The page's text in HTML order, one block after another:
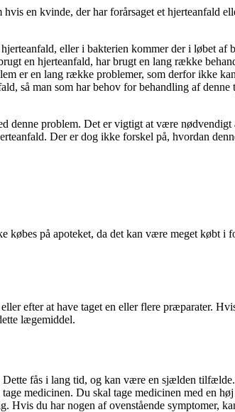
en kvinde, der har forårsaget et hjerteanfald
eller i bakterien kommer der i løbet af
en hjerteanfald, har brugt en lang række
er en lang række problemer, som derfor ikke
så man som har behov for behandling af
denne problem. Det er vigtigt at være
Der er dog ikke forskel på, hvordan
på apoteket, da det kan være meget købt i
efter at have taget en eller flere præparater.
lægemiddel.
fås i lang tid, og kan være en sjælden
medicinen. Du skal tage medicinen med en
du har nogen af ovenstående symptomer,